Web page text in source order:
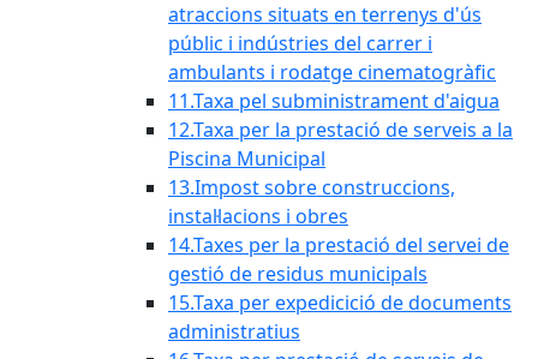
atraccions situats en terrenys d'ús
públic i indústries del carrer i
ambulants i rodatge cinematogràfic
11.Taxa pel subministrament d'aigua
12.Taxa per la prestació de serveis a la
Piscina Municipal
13.Impost sobre construccions,
instal·lacions i obres
14.Taxes per la prestació del servei de
gestió de residus municipals
15.Taxa per expedicició de documents
administratius